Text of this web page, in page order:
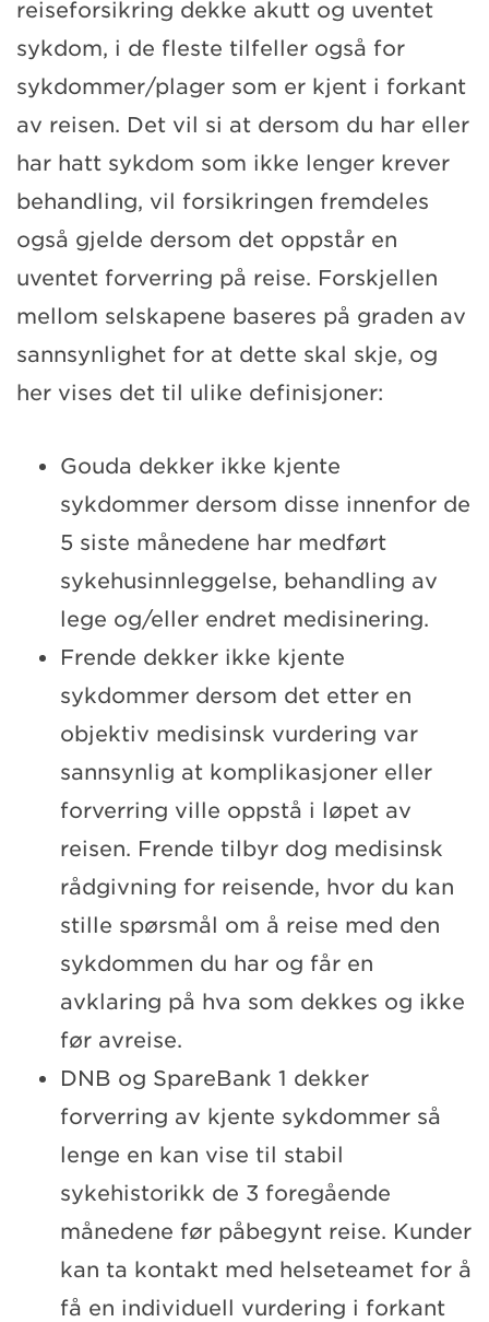
reiseforsikring dekke akutt og uventet
sykdom, i de fleste tilfeller også for
sykdommer/plager som er kjent i forkant
av reisen. Det vil si at dersom du har eller
har hatt sykdom som ikke lenger krever
behandling, vil forsikringen fremdeles
også gjelde dersom det oppstår en
uventet forverring på reise. Forskjellen
mellom selskapene baseres på graden av
sannsynlighet for at dette skal skje, og
her vises det til ulike definisjoner:
Gouda dekker ikke kjente
sykdommer dersom disse innenfor de
5 siste månedene har medført
sykehusinnleggelse, behandling av
lege og/eller endret medisinering.
Frende dekker ikke kjente
sykdommer dersom det etter en
objektiv medisinsk vurdering var
sannsynlig at komplikasjoner eller
forverring ville oppstå i løpet av
reisen. Frende tilbyr dog medisinsk
rådgivning for reisende, hvor du kan
stille spørsmål om å reise med den
sykdommen du har og får en
avklaring på hva som dekkes og ikke
før avreise.
DNB og SpareBank 1 dekker
forverring av kjente sykdommer så
lenge en kan vise til stabil
sykehistorikk de 3 foregående
månedene før påbegynt reise. Kunder
kan ta kontakt med helseteamet for å
få en individuell vurdering i forkant